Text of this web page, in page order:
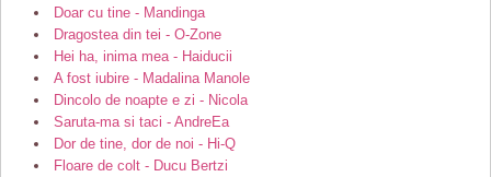
Doar cu tine - Mandinga
Dragostea din tei - O-Zone
Hei ha, inima mea - Haiducii
A fost iubire - Madalina Manole
Dincolo de noapte e zi - Nicola
Saruta-ma si taci - AndreEa
Dor de tine, dor de noi - Hi-Q
Floare de colt - Ducu Bertzi